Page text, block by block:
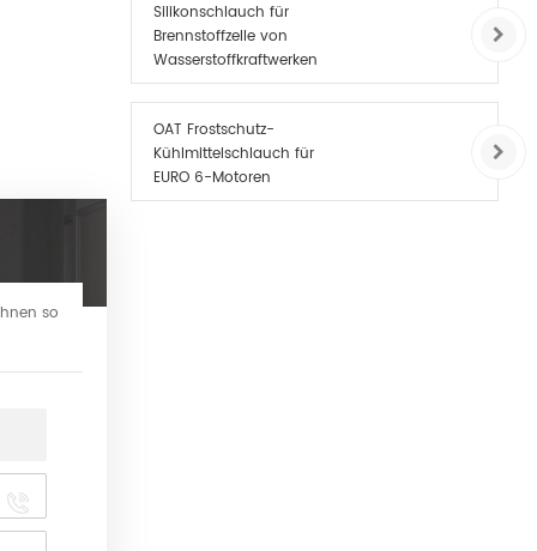
so
Silikonschlauch für
Brennstoffzelle von
Wasserstoffkraftwerken
OAT Frostschutz-
Kühlmittelschlauch für
EURO 6-Motoren